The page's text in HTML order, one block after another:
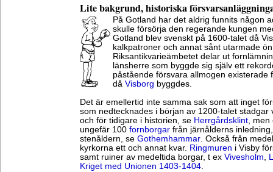
Lite bakgrund, historiska
På Gotland har det aldrig funnits någon
skulle försörja den regerande kungen
Gotland blev svenskt på 1600-talet då
kalkpatroner och annat sånt utarmade
Riksantikvarieämbetet delar ut
länsherre som byggde sig själv ett
påstående försvara allmogen existerade
då Visborg byggdes.
Det är emellertid inte samma sak som att inget
som nedtecknades i början av 1200-talet stadgar
och för tidigare i historien, se Herrgårdsklint, men
ungefär 100 fornborgar från järnålderns
stenåldern, se Gothemhammar. Också från
kyrkorna ett och annat kvar. Ringmuren i Visby
samt ruiner av medeltida borgar, t ex Vivesholm,
Kriget med Unionen 1403-1404.